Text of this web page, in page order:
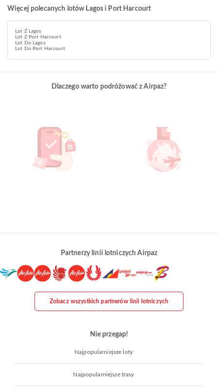
Więcej polecanych lotów Lagos i Port Harcourt
Lot Z Lagos
Lot Z Port Harcourt
Lot Do Lagos
Lot Do Port Harcourt
Dlaczego warto podróżować z Airpaz?
Partnerzy linii lotniczych Airpaz
Zobacz wszystkich partnerów linii lotniczych
Nie przegap!
Najpopularniejsze loty
Najpopularniejsze trasy